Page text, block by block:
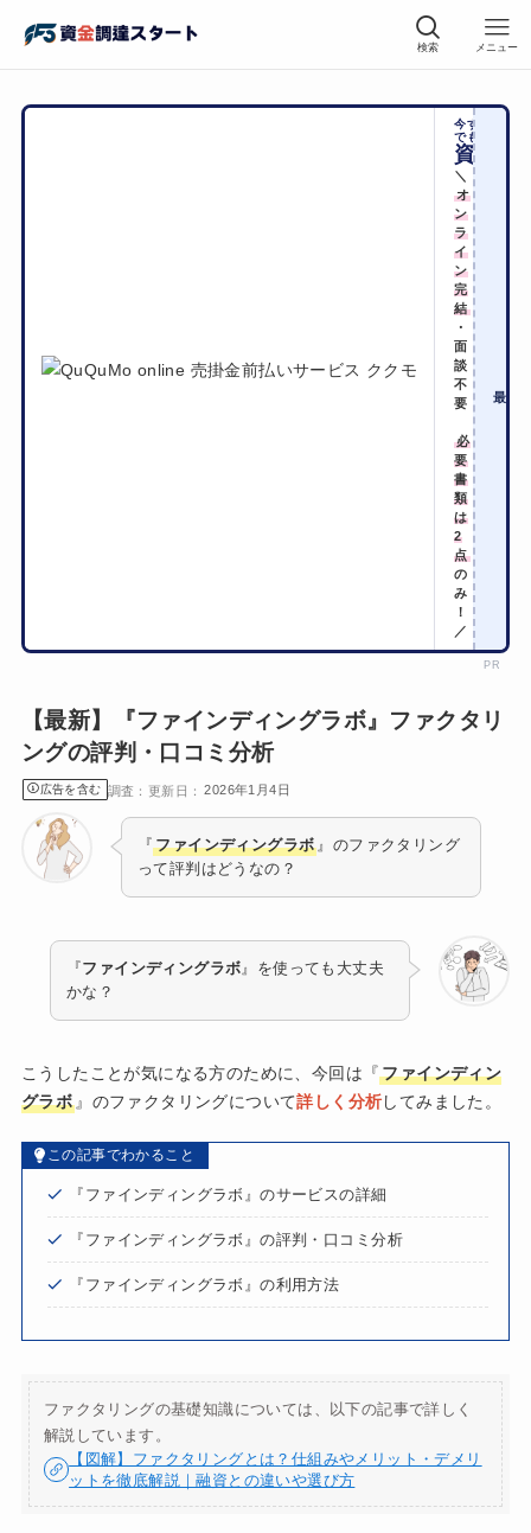
検索 メニュー
今すぐに
でも
資金化
＼
オ
ン
ラ
イ
ン
完
結
・
面
談
不
要
必
要
書
類
は
2
点
の
み
！
／
最短
PR
【最新】『ファインディングラボ』ファクタリ
ングの評判・口コミ分析
広告を含む 2026年1月4日
『ファインディングラボ 』のファクタリング
って評判はどうなの？
『ファインディングラボ 』を使っても大丈夫
かな？
こうしたことが気になる方のために、今回は『ファインディン
グラボ 』のファクタリングについて詳しく分析してみました。
この記事でわかること
『ファインディングラボ』のサービスの詳細
『ファインディングラボ』の評判・口コミ分析
『ファインディングラボ』の利用方法
ファクタリングの基礎知識については、以下の記事で詳しく
解説しています。
【図解】ファクタリングとは？仕組みやメリット・デメリ
ットを徹底解説｜融資との違いや選び方